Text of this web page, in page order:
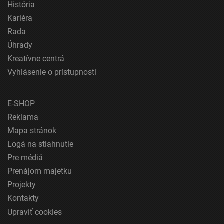
Meranie výkonnosti obsahu
alebo spájania údajov z rôznych zdrojov
Špeciálne funkcie IAB:
Používanie presných údajov o geografickej
polohe
Identifikácia zariadení na základe aktívne
vyžiadaných informácií
Účely spracovania, ktoré nie sú v kompetencii IAB:
Nevyhnutné
Výkonostné
História
Kariéra
Rada
Úhrady
Kreatívne centrá
Vyhlásenie o prístupnosti
E-SHOP
Reklama
Mapa stránok
Logá na stiahnutie
Pre médiá
Prenájom majetku
Projekty
Kontakty
Upraviť cookies